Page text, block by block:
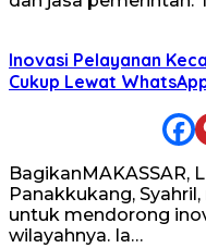
Inovasi Pelayanan
Cukup Lewat
BagikanMAKASSAR,
Panakkukang,
untuk mendorong
wilayahnya. Ia…